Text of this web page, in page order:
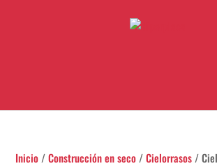
Inicio /Construcción en seco /Cielorrasos /